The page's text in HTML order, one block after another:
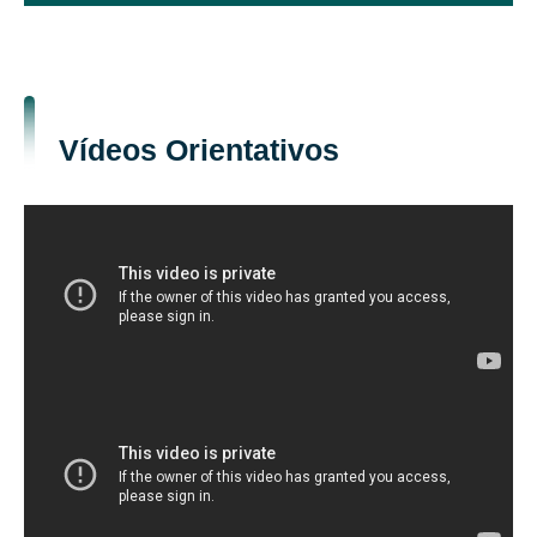
Vídeos Orientativos